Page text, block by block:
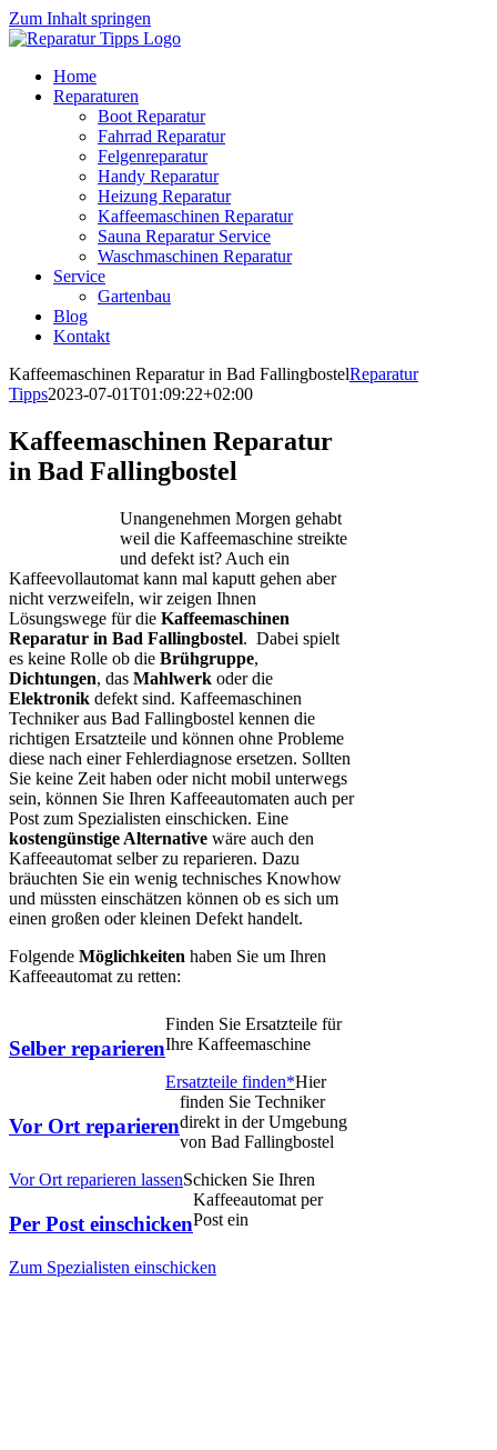
Zum Inhalt springen
Home
Reparaturen
Boot Reparatur
Fahrrad Reparatur
Felgenreparatur
Handy Reparatur
Heizung Reparatur
Kaffeemaschinen Reparatur
Sauna Reparatur Service
Waschmaschinen Reparatur
Service
Gartenbau
Blog
Kontakt
Kaffeemaschinen Reparatur in Bad FallingbostelReparatur
Tipps2023-07-01T01:09:22+02:00
Kaffeemaschinen Reparatur
in Bad Fallingbostel
Unangenehmen Morgen gehabt
weil die Kaffeemaschine streikte
und defekt ist? Auch ein
Kaffeevollautomat kann mal kaputt gehen aber
nicht verzweifeln, wir zeigen Ihnen
Lösungswege für die Kaffeemaschinen
Reparatur in Bad Fallingbostel. Dabei spielt
es keine Rolle ob die Brühgruppe,
Dichtungen, das Mahlwerk oder die
Elektronik defekt sind. Kaffeemaschinen
Techniker aus Bad Fallingbostel kennen die
richtigen Ersatzteile und können ohne Probleme
diese nach einer Fehlerdiagnose ersetzen. Sollten
Sie keine Zeit haben oder nicht mobil unterwegs
sein, können Sie Ihren Kaffeeautomaten auch per
Post zum Spezialisten einschicken. Eine
kostengünstige Alternative wäre auch den
Kaffeeautomat selber zu reparieren. Dazu
bräuchten Sie ein wenig technisches Knowhow
und müssten einschätzen können ob es sich um
einen großen oder kleinen Defekt handelt.
Folgende Möglichkeiten haben Sie um Ihren
Kaffeeautomat zu retten:
Selber reparieren
Finden Sie Ersatzteile für
Ihre Kaffeemaschine
Ersatzteile finden*
Vor Ort reparieren
Hier
finden Sie Techniker
direkt in der Umgebung
von Bad Fallingbostel
Vor Ort reparieren lassen
Per Post einschicken
Schicken Sie Ihren
Kaffeeautomat per
Post ein
Zum Spezialisten einschicken